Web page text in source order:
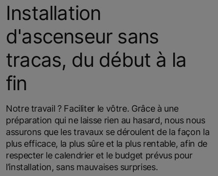
Installation
d'ascenseur sans
tracas, du début à la
fin
Notre travail ? Faciliter le vôtre. Grâce à une
préparation qui ne laisse rien au hasard, nous nous
assurons que les travaux se déroulent de la façon la
plus efficace, la plus sûre et la plus rentable, afin de
respecter le calendrier et le budget prévus pour
l’installation, sans mauvaises surprises.